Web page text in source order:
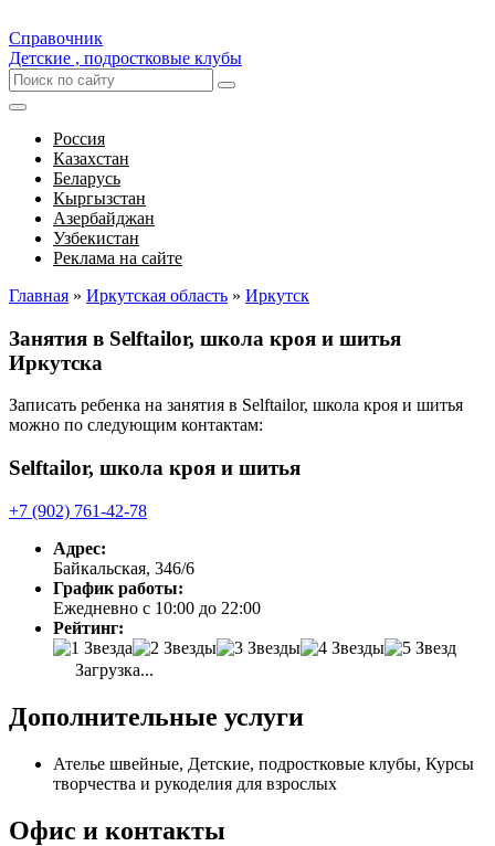
Справочник
Детские , подростковые клубы
Россия
Казахстан
Беларусь
Кыргызстан
Азербайджан
Узбекистан
Реклама на сайте
Главная » Иркутская область » Иркутск
Занятия в Selftailor, школа кроя и шитья
Иркутска
Записать ребенка на занятия в Selftailor, школа кроя и шитья
можно по следующим контактам:
Selftailor, школа кроя и шитья
+7 (902) 761-42-78
Адрес:
Байкальская, 346/6
График работы:
Ежедневно с 10:00 до 22:00
Рейтинг:
Загрузка...
Дополнительные услуги
Ателье швейные, Детские, подростковые клубы, Курсы
творчества и рукоделия для взрослых
Офис и контакты